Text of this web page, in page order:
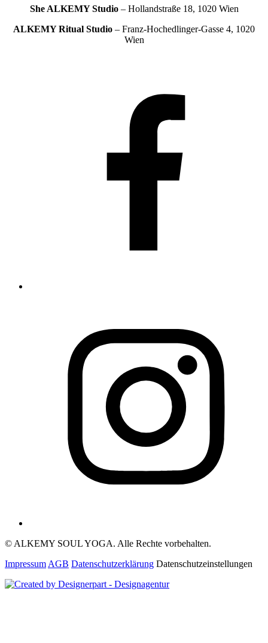
She ALKEMYStudio– Hollandstraße 18, 1020 Wien
ALKEMY Ritual Studio – Franz-Hochedlinger-Gasse 4, 1020
Wien
© ALKEMY SOUL YOGA. Alle Rechte vorbehalten.
Impressum AGB Datenschutzerklärung Datenschutzeinstellungen